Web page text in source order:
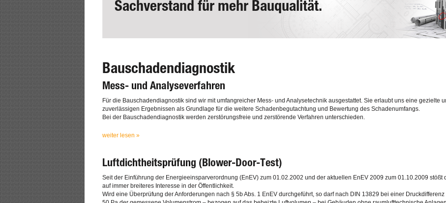
Sachverstand für mehr Bauqualität.
Bauschadendiagnostik
Mess- und Analyseverfahren
Für die Bauschadendiagnostik sind wir mit umfangreicher Mess- und Analysetechnik ausgestattet. Sie erlaubt uns eine gezielte
zuverlässigen Ergebnissen als Grundlage für die weitere Schadenbegutachtung und Bewertung des Schadenumfangs.
Bei der Bauschadendiagnostik werden zerstörungsfreie und zerstörende Verfahren unterschieden.
weiter lesen »
Luftdichtheitsprüfung (Blower-Door-Test)
Seit der Einführung der Energieeinsparverordnung (EnEV) zum 01.02.2002 und der aktuellen EnEV 2009 zum 01.10.2009 stößt
auf immer breiteres Interesse in der Öffentlichkeit.
Wird eine Überprüfung der Anforderungen nach § 5b Abs. 1 EnEV durchgeführt, so darf nach DIN 13829 bei einer